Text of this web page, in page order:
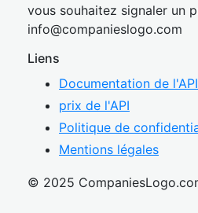
vous souhaitez signaler un
info@companieslogo.com
Liens
Documentation de l'API
prix de l'API
Politique de
Mentions légales
© 2025